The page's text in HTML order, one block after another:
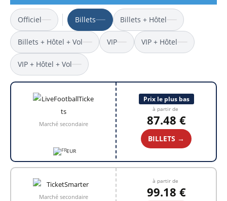
Officiel Billets Billets + Hôtel
Billets + Hôtel + Vol VIP VIP + Hôtel
VIP + Hôtel + Vol
Marché secondaire
EUR
Prix le plus bas
à partir de
87.48 €
BILLETS →
Marché secondaire
à partir de
99.18 €